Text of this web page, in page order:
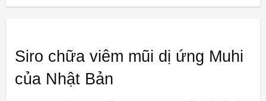
Siro chữa viêm mũi dị ứng Muhi
của Nhật Bản